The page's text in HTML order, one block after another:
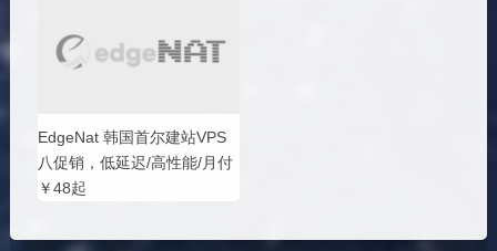
EdgeNat 韩国首尔建站VPS
八促销，低延迟/高性能/月付
￥48起